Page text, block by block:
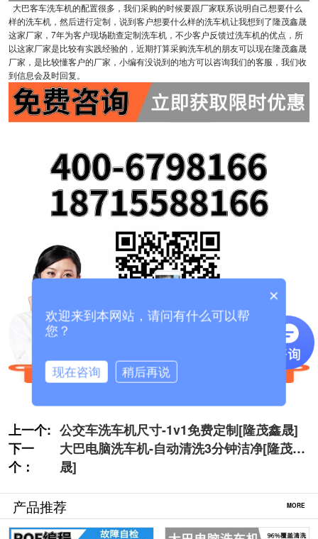
大巴客车洗车机的配置很多，我们采购的时候要跟厂家联系说明自己想要什么
样的洗车机，然后进行定制，说到客户想要什么样的洗车机让我想到了隆茂鑫晟
这家厂家，7年为客户现场勘查定制洗车机，不少客户反馈过洗车机的优点，所
以这家厂家是比较有实践经验的，近期打算采购洗车机的朋友可以现在隆茂鑫晟
厂家，是比较懂客户的厂家，小编有没说到的地方可以咨询我们的客服，我们收
到信息会及时回复。
上一个: 公交车洗车机尺寸-1v1免费定制[隆茂鑫晟]
下一
个：
大巴电脑洗车机-自动清洗3分钟洁净[隆茂鑫
晟]
产品推荐 MORE
×
欢迎来到本网站，请问有什么可以帮
您？
现在咨询 稍后再说